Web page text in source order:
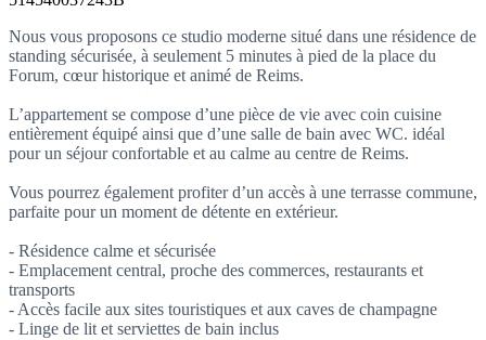
Nous vous proposons ce studio moderne situé dans une résidence de
standing sécurisée, à seulement 5 minutes à pied de la place du
Forum, cœur historique et animé de Reims.
L’appartement se compose d’une pièce de vie avec coin cuisine
entièrement équipé ainsi que d’une salle de bain avec WC. idéal
pour un séjour confortable et au calme au centre de Reims.
Vous pourrez également profiter d’un accès à une terrasse commune,
parfaite pour un moment de détente en extérieur.
- Résidence calme et sécurisée
- Emplacement central, proche des commerces, restaurants et
transports
- Accès facile aux sites touristiques et aux caves de champagne
- Linge de lit et serviettes de bain inclus